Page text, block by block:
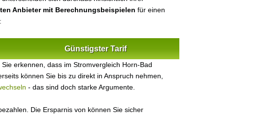
Anbieter mit Berechnungsbeispielen für einen
Günstigster Tarif
erkennen, dass im Stromvergleich Horn-Bad
können Sie bis zu direkt in Anspruch nehmen,
- das sind doch starke Argumente.
Die Ersparnis von können Sie sicher